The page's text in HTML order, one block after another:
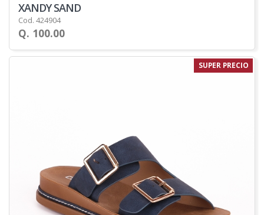
XANDY SAND
Cod. 424904
Q. 100.00
SUPER PRECIO